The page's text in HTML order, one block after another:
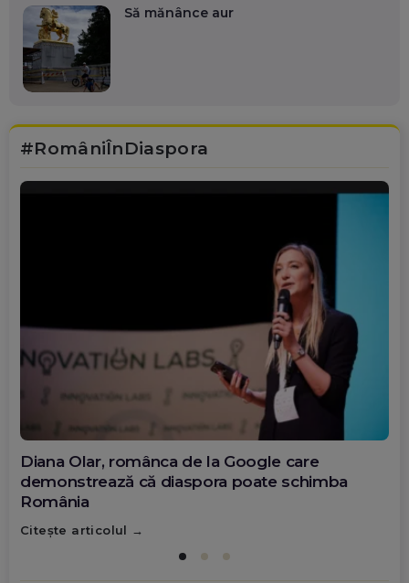
Să mănânce aur
#RomâniÎnDiaspora
Diana Olar, românca de la Google care
demonstrează că diaspora poate schimba
România
Citește articolul